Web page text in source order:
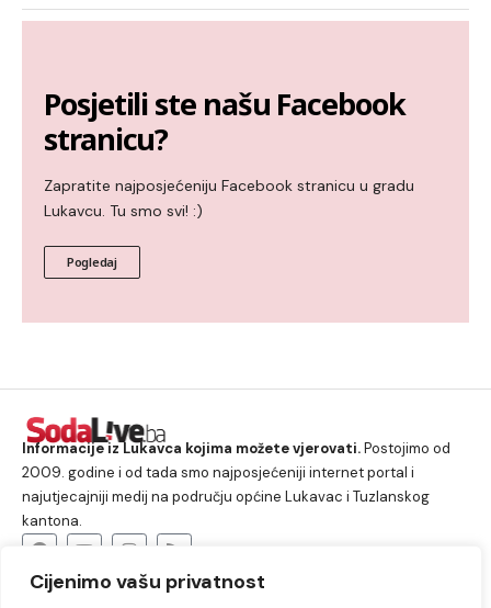
Cijenimo vašu privatnost
Posjetili ste našu Facebook
stranicu?
Zapratite najposjećeniju Facebook stranicu u gradu
Lukavcu. Tu smo svi! :)
Pogledaj
Informacije iz Lukavca kojima možete vjerovati.Postojimo od
2009. godine i od tada smo najposjećeniji internet portal i
najutjecajniji medij na području općine Lukavac i Tuzlanskog
kantona.